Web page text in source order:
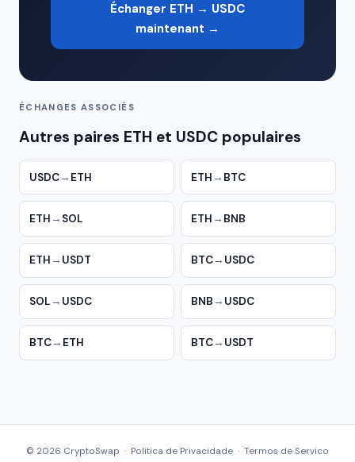
Échanger ETH → USDC
maintenant →
ÉCHANGES ASSOCIÉS
Autres paires ETH et USDC populaires
USDC→ ETH ETH → BTC
ETH → SOL ETH → BNB
ETH → USDT BTC→ USDC
SOL → USDC BNB → USDC
BTC→ ETH BTC→ USDT
© 2026 CryptoSwap · Politica de Privacidade · Termos de Servico